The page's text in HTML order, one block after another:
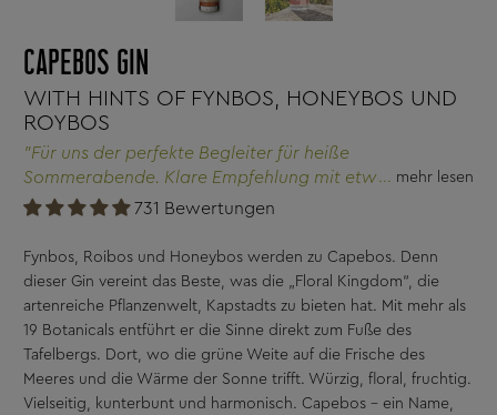
CAPEBOS GIN
WITH HINTS OF FYNBOS, HONEYBOS UND
ROYBOS
"Für uns der perfekte Begleiter für heiße
Sommerabende. Klare Empfehlung mit etwas frischem
Basilikum und einer Scheibe Zitrone!"
mehr lesen
731 Bewertungen
Fynbos, Roibos und Honeybos werden zu Capebos. Denn
dieser Gin vereint das Beste, was die „Floral Kingdom“, die
artenreiche Pflanzenwelt, Kapstadts zu bieten hat. Mit mehr als
19 Botanicals entführt er die Sinne direkt zum Fuße des
Tafelbergs. Dort, wo die grüne Weite auf die Frische des
Meeres und die Wärme der Sonne trifft. Würzig, floral, fruchtig.
Vielseitig, kunterbunt und harmonisch. Capebos – ein Name,